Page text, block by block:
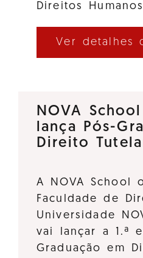
Direitos
Ver detalhes
NOVA
lança Pós-
Direito
A NOVA School
Faculdade de
Universidade
vai lançar a 1.ª
Graduação em